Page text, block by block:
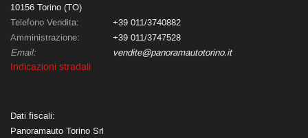
10156 Torino (TO)
Telefono Vendita:
+39 011/3740882
Amministrazione:
+39 011/3747528
Email:
vendite@panoramautotorino.it
Indicazioni stradali
Dati fiscali:
Panoramauto Torino Srl